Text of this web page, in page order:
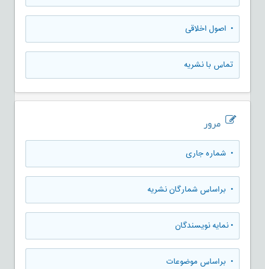
• اصول اخلاقی
تماس با نشریه
مرور
• شماره جاری
• براساس شمارگان نشریه
•نمایه نویسندگان
• براساس موضوعات